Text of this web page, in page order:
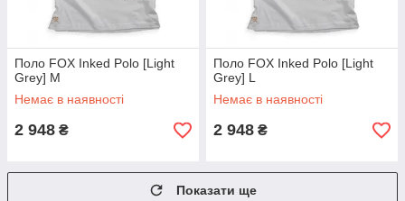
Поло FOX Inked Polo [Light
Grey] M
Немає в наявності
2 948 ₴
Поло FOX Inked Polo [Light
Grey] L
Немає в наявності
2 948 ₴
Показати ще